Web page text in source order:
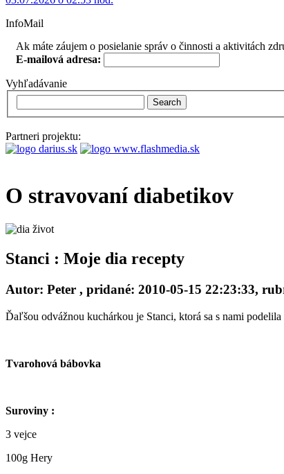
InfoMail
Ak máte záujem o posielanie správ o činnosti a aktivitách
E-mailová adresa:
Vyhľadávanie
Search
Partneri projektu:
O stravovaní diabetikov
Stanci : Moje dia recepty
Autor: Peter , pridané: 2010-05-15 22:23:33,
Ďaľšou odvážnou kuchárkou je Stanci, ktorá sa s nami
Tvarohová bábovka
Suroviny :
3 vejce
100g Hery